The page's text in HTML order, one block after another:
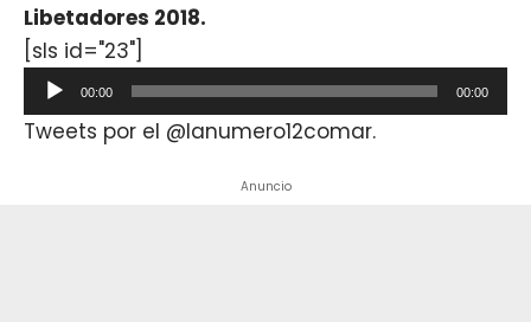
Libetadores 2018.
[sls id="23"]
Reproductor
de
00:00 00:00
Tweets por el @lanumero12comar.
Anuncio